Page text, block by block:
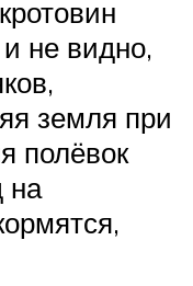
не видно,
земля при
полёвок
на